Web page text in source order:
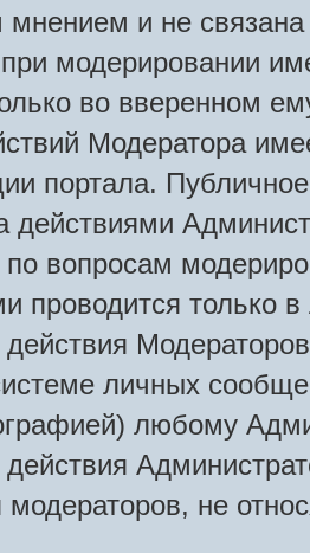
мнением и не
модерировании
во вверенном
Модератора
портала.
действиями
вопросам
проводится только
личных
любому
не